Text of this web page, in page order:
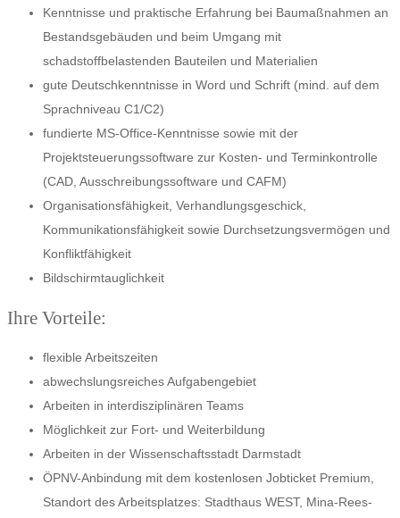
Kenntnisse und praktische Erfahrung bei Baumaßnahmen an
Bestandsgebäuden und beim Umgang mit
schadstoffbelastenden Bauteilen und Materialien
gute Deutschkenntnisse in Word und Schrift (mind. auf dem
Sprachniveau C1/C2)
fundierte MS-Office-Kenntnisse sowie mit der
Projektsteuerungssoftware zur Kosten- und Terminkontrolle
(CAD, Ausschreibungssoftware und CAFM)
Organisationsfähigkeit, Verhandlungsgeschick,
Kommunikationsfähigkeit sowie Durchsetzungsvermögen und
Konfliktfähigkeit
Bildschirmtauglichkeit
Ihre Vorteile:
flexible Arbeitszeiten
abwechslungsreiches Aufgabengebiet
Arbeiten in interdisziplinären Teams
Möglichkeit zur Fort- und Weiterbildung
Arbeiten in der Wissenschaftsstadt Darmstadt
ÖPNV-Anbindung mit dem kostenlosen Jobticket Premium,
Standort des Arbeitsplatzes: Stadthaus WEST, Mina-Rees-